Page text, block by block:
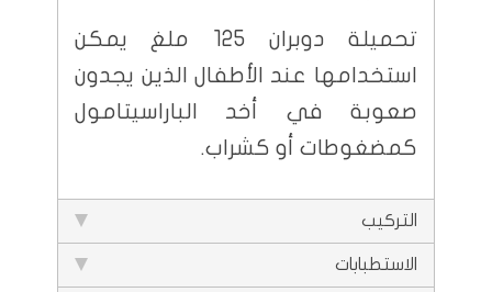
تحميلة دوبران 125 ملغ يمكن
استخدامها عند الأطفال الذين يجدون
صعوبة في أخد الباراسيتامول
كمضغوطات أو كشراب.
التركيب
الاستطبابات